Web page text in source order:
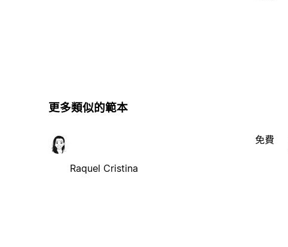
更多類似的範本
Raquel Cristina
免費